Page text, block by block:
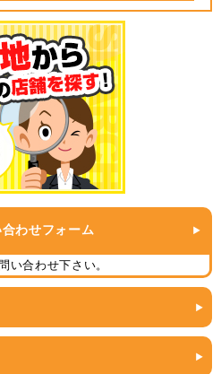
わせフォーム
い合わせ下さい。